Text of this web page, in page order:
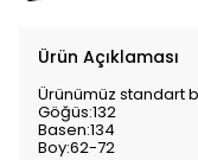
Ürün Açıklaması
Ürünümüz standart
Göğüs:132
Basen:134
Boy:62-72